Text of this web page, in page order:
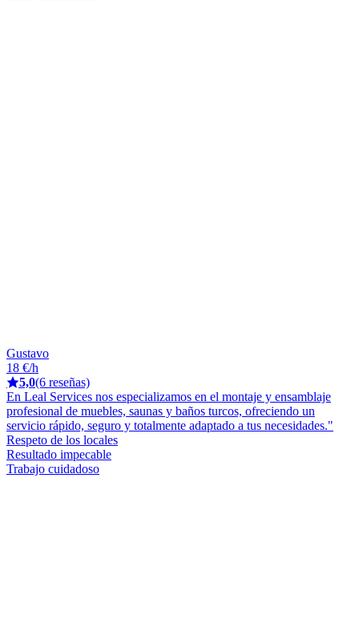
Gustavo
18 €/h
5,0(6 reseñas)
En Leal Services nos especializamos en el montaje y ensamblaje
profesional de muebles, saunas y baños turcos, ofreciendo un
servicio rápido, seguro y totalmente adaptado a tus necesidades."
Respeto de los locales
Resultado impecable
Trabajo cuidadoso